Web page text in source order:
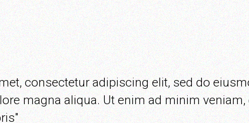
consectetur adipiscing elit, sed do
magna aliqua. Ut enim ad minim